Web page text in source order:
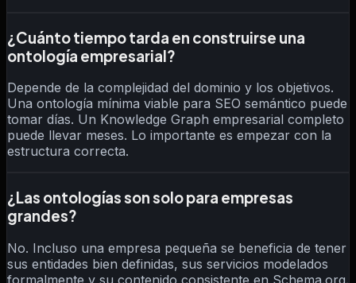
¿Cuánto tiempo tarda en construirse una
ontología empresarial?
Depende de la complejidad del dominio y los objetivos.
Una ontología mínima viable para SEO semántico puede
tomar días. Un Knowledge Graph empresarial completo
puede llevar meses. Lo importante es empezar con la
estructura correcta.
¿Las ontologías son solo para empresas
grandes?
No. Incluso una empresa pequeña se beneficia de tener
sus entidades bien definidas, sus servicios modelados
formalmente y su contenido consistente en Schema.org.